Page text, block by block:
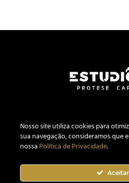
Website desenvolvido por
Todos os Direitos Reservados.
Nosso site utiliza cookiespara
sua navegação, consideramos que
nossa Política de Privacidade.
Aceitar